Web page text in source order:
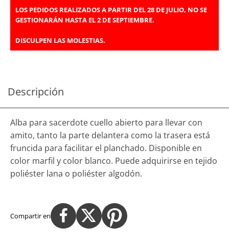
LOS PEDIDOS REALIZADOS A PARTIR DEL 28 DE JULIO, NO SE
GESTIONARÁN HASTA EL 2 DE SEPTIEMBRE.
DISCULPEN LAS MOLESTIAS.
Descripción
Alba para sacerdote cuello abierto para llevar con
amito, tanto la parte delantera como la trasera está
fruncida para facilitar el planchado. Disponible en
color marfil y color blanco. Puede adquirirse en tejido
poliéster lana o poliéster algodón.
Compartir en